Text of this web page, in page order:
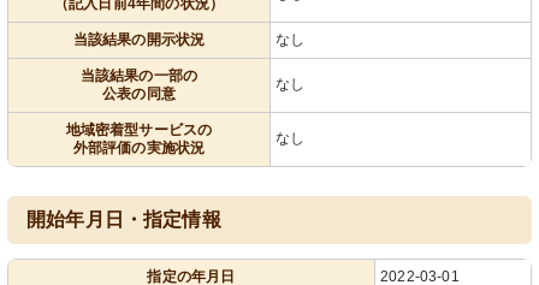
当該結果の開示状況 なし
当該結果の一部の
公表の同意
なし
地域密着型サービスの
外部評価の実施状況
なし
開始年月日・指定情報
指定の年月日 2022-03-01